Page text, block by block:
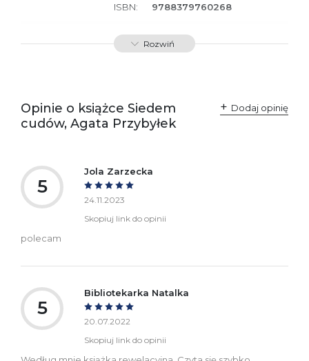
ISBN: 9788379760268
SKU: E201034
Polska
kontakt@wydajenamsie.pl
+48 61 623 38 38
informacje dotyczące
bezpieczeństwa:
Rozwiń
Opinie o książce Siedem
cudów, Agata Przybyłek
Dodaj opinię
5
Jola Zarzecka
24.11.2023
Skopiuj link do opinii
polecam
5
Bibliotekarka Natalka
20.07.2022
Skopiuj link do opinii